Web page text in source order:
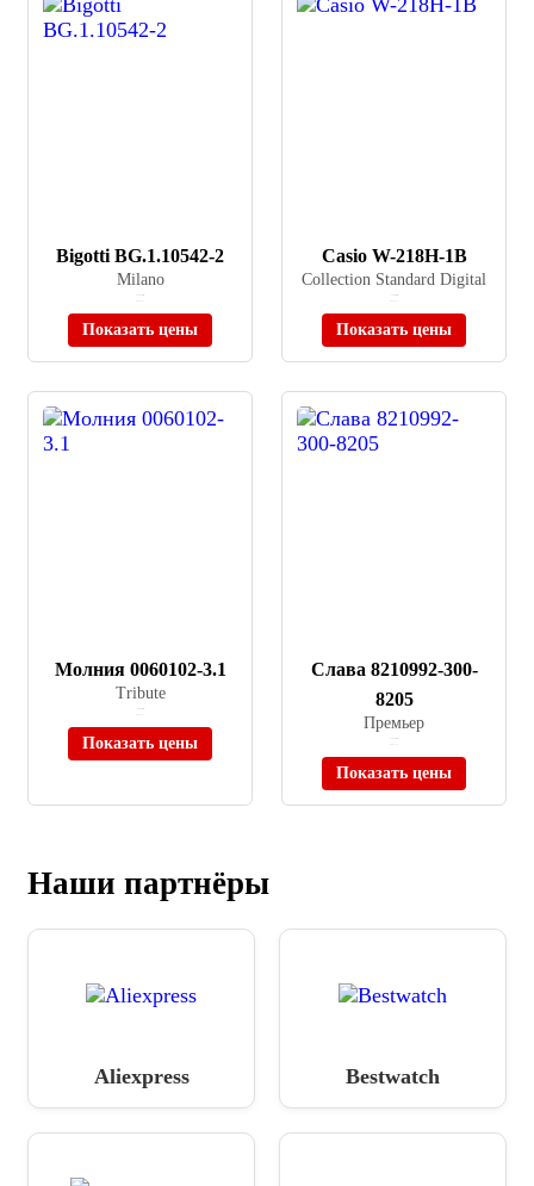
Bigotti BG.1.10542-2
Milano
Показать цены
Casio W-218H-1B
Collection Standard Digital
Показать цены
Молния 0060102-3.1
Tribute
Показать цены
Слава 8210992-300-
8205
Премьер
Показать цены
Наши партнёры
Aliexpress Bestwatch